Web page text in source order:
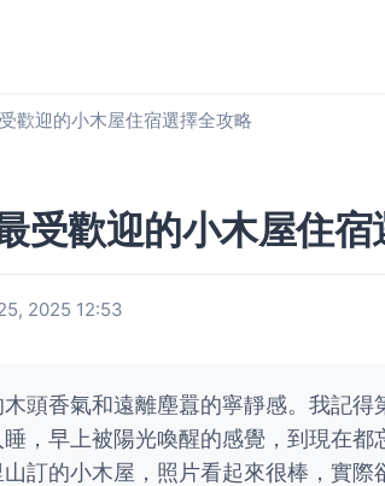
歡迎的小木屋住宿選擇全攻略
受歡迎的小木屋住宿
2025 12:53
頭香氣和遠離塵囂的寧靜感。我記得
，早上被陽光喚醒的感覺，到現在都
訂的小木屋，照片看起來很棒，實際